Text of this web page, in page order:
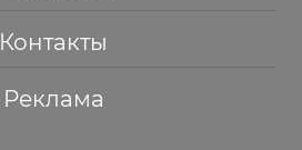
Контакты
Реклама